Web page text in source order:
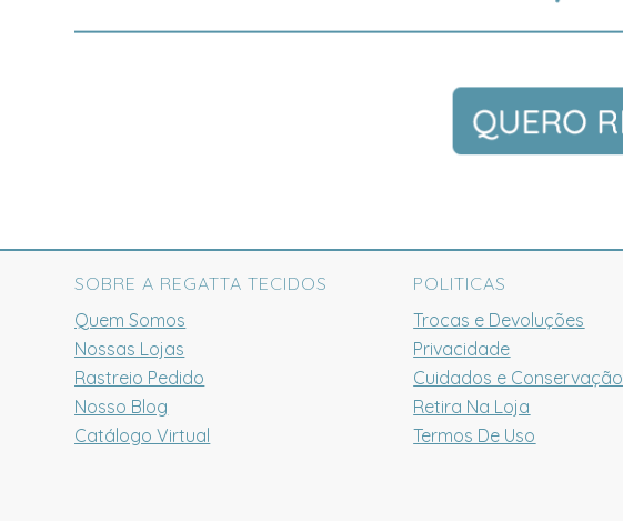
SOBRE A REGATTA TECIDOS
Quem Somos
Nossas Lojas
Rastreio Pedido
Nosso Blog
Catálogo Virtual
POLITICAS
Trocas e Devoluções
Privacidade
Cuidados e Conservação
Retira Na Loja
Termos De Uso